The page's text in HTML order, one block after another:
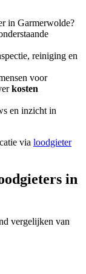
in Garmerwolde?
reiniging en
voor
kosten
en inzicht in
via loodgieter
in
vergelijken van